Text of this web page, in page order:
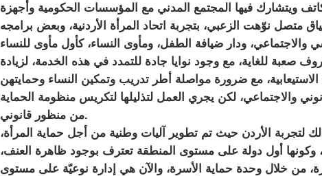
ويتشارك فيها المجتمع المدني مع المؤسسات الحكومية وأجهزة
متصل نوّهت الزعبي، بتجربة اتحاد المرأة الأردنية، وبعض برامجه
والاجتماعي، ودار ضيافة الطفل، ومأوى النساء، كأول مأوى للنساء
للغاية، مع وجود نوايا جادة للتمدد في هذه الخدمة، لزيادة
والاجتماعي، لكن يجري العمل لتذليلها لتكريس منظومة الحماية
من منظور قانوني.
لتجربة الأردن حيث تم تطوير آليات وطنية من أجل حماية المرأة،
وكونها أول دولة على مستوى المنطقة تعترف بوجود ظاهرة العنف،
من خلال وحدة حماية الأسرة، والآن هي إدارة نوعيّة على مستوى